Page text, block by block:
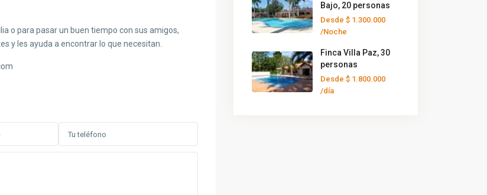
o para pasar un buen tiempo con sus amigos,
y les ayuda a encontrar lo que necesitan.
Bajo, 20 personas
Desde $ 1.300.000
/Noche
Finca Villa Paz, 30
personas
Desde $ 1.800.000
/día